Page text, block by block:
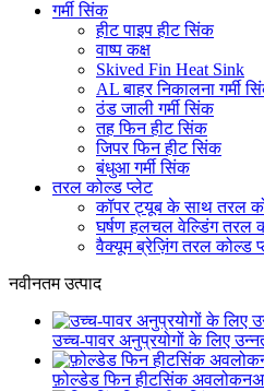
गर्मी सिंक
हीट पाइप हीट सिंक
वाष्प कक्ष
Skived Fin Heat Sink
AL बाहर निकालना गर्मी
ठंड जाली गर्मी सिंक
तह फिन हीट सिंक
जिपर फिन हीट सिंक
बंधुआ गर्मी सिंक
तरल कोल्ड प्लेट
कॉपर ट्यूब के साथ तरल
घर्षण हलचल वेल्डिंग तरल
वैक्यूम ब्रेज़िंग तरल कोल्ड
नवीनतम उत्पाद
उच्च-पावर अनुप्रयोगों के लिए
फ़ोल्डेड फिन हीटसिंक अवलोकन